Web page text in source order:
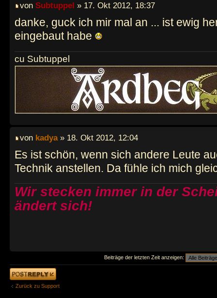
von Subtuppel » 17. Okt 2012, 18:37
danke, guck ich mir mal an ... ist ewig
eingebaut habe
cu Subtuppel
von kadya» 18. Okt 2012, 12:04
Es ist schön, wenn sich andere Leute
Technik anstellen. Da fühle ich mich
Wir stecken immer in der
ändert sich!
Beiträge der letzten Zeit anzeigen:
Antwort erstellen
Zurück zu Support